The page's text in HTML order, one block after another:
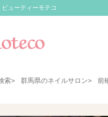
ューティーモテコ
索> 群馬県のネイルサロン> 前